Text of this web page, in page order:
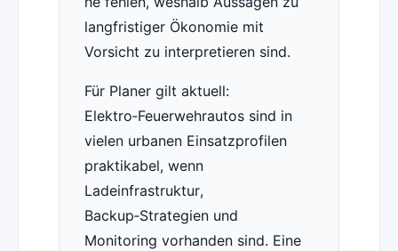
langfristiger Ökonomie mit
Vorsicht zu interpretieren sind.
Für Planer gilt aktuell:
Elektro‑Feuerwehrautos sind in
vielen urbanen Einsatzprofilen
praktikabel, wenn
Ladeinfrastruktur,
Backup‑Strategien und
Monitoring vorhanden sind. Eine